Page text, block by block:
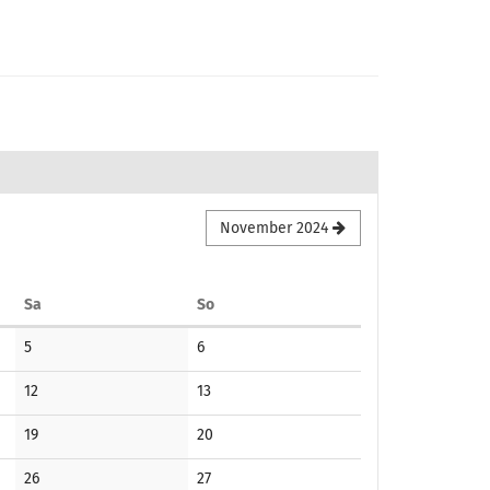
November 2024
Sa SoSonntag
5Keine
Veranstaltungen
6Keine
Veranstaltungen
12
Veranstaltungen
13Keine
Veranstaltungen
19Keine
Veranstaltungen
20
Veranstaltungen
26Keine
27Keine